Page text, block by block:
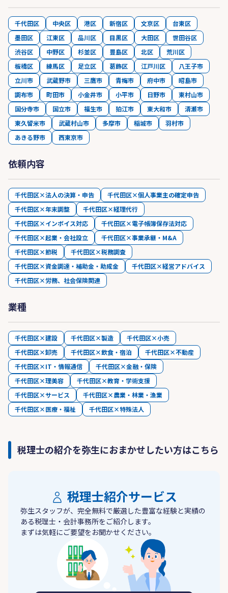
千代田区 中央区 港区 新宿区 文京区
台東区
墨田区
江東区 品川区 目黒区 大田区
世田谷区
渋谷区
中野区 杉並区 豊島区 北区
荒川区
板橋区
練馬区 足立区 葛飾区 江戸川区
八王子市
立川市
武蔵野市 三鷹市 青梅市 府中市
昭島市
調布市
町田市 小金井市 小平市 日野市
東村山市
国分寺市
国立市 福生市 狛江市 東大和市
清瀬市
東久留米市
武蔵村山市 多摩市 稲城市
羽村市
あきる野市
西東京市
依頼内容
千代田区×法人の決算・申告
千代田区×個人事業主の確定申告
千代田区×年末調整
千代田区×経理代行
千代田区×インボイス対応
千代田区×電子帳簿保存法対応
千代田区×起業・会社設立
千代田区×事業承継・M&A
千代田区×節税
千代田区×税務調査
千代田区×資金調達・補助金・助成金
千代田区×経営アドバイス
千代田区×労務、社会保険関連
業種
千代田区×建設 千代田区×製造
千代田区×小売
千代田区×卸売
千代田区×飲食・宿泊
千代田区×不動産
千代田区×IT・情報通信
千代田区×金融・保険
千代田区×理美容
千代田区×教育・学術支援
千代田区×サービス
千代田区×農業・林業・漁業
千代田区×医療・福祉
千代田区×特殊法人
税理士の紹介を弥生におまかせしたい方はこちら
税理士紹介サービス
弥生スタッフが、完全無料で厳選した豊富な経験と実績の
ある税理士・会計事務所をご紹介します。
まずは気軽にご要望をお聞かせください。